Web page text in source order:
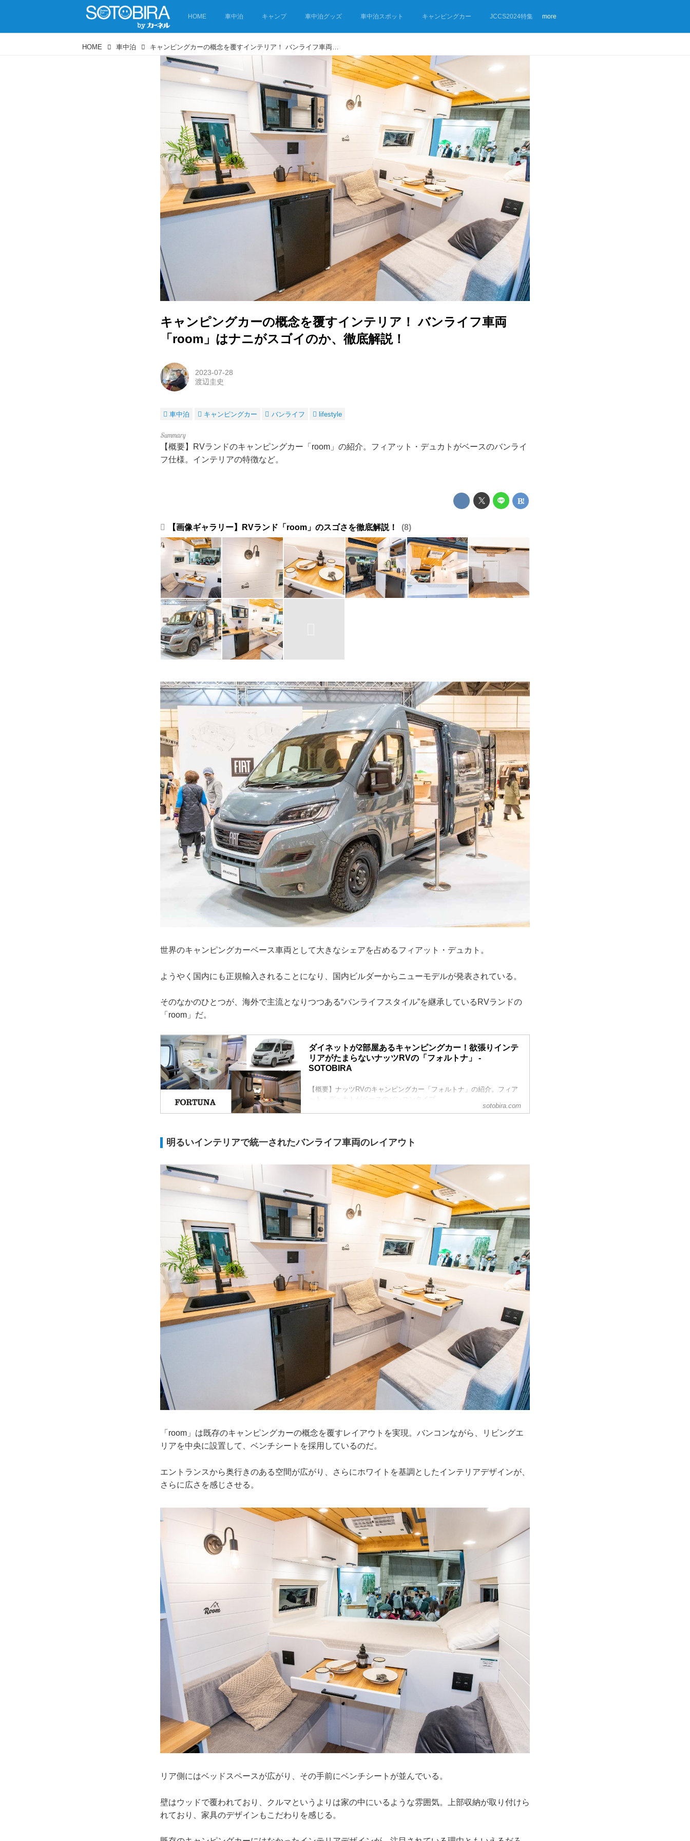
HOME 車中泊 キャンプ 車中泊グッズ 車中泊スポット キャンピングカー JCCS2024特集 more
HOME 車中泊 キャンピングカーの概念を覆すインテリア！ バンライフ車両「room」はナニがスゴイのか、徹底解説！
キャンピングカーの概念を覆すインテリア！ バンライフ車両
「room」はナニがスゴイのか、徹底解説！
2023-07-28
渡辺圭史
車中泊 キャンピングカー バンライフ lifestyle
【概要】RVランドのキャンピングカー「room」の紹介。フィアット・デュカトがベースのバンライ
フ仕様。インテリアの特徴など。
【画像ギャラリー】RVランド「room」のスゴさを徹底解説！ 8
世界のキャンピングカーベース車両として大きなシェアを占めるフィアット・デュカト。
ようやく国内にも正規輸入されることになり、国内ビルダーからニューモデルが発表されている。
そのなかのひとつが、海外で主流となりつつある“バンライフスタイル”を継承しているRVランドの
「room」だ。
ダイネットが2部屋あるキャンピングカー！欲張りインテ
リアがたまらないナッツRVの「フォルトナ」 -
SOTOBIRA
【概要】ナッツRVのキャンピングカー「フォルトナ」の紹介。フィア
ット・デュカトがベースのバンコンタイプ。
【画像ギャラリー】欲張りインテリアがたまらないナッツRVの「フォ
充実した車両装備、高い走行性能、広い室内空間がフィアット・デュ
カトの大きなアドバンテージ。バンコンの新時代を切り開く、魅力に
「ナッツRV」が、フィアット・デュカトベースの新型バンコン「フォ
ルトナ」をリリース。
ヨーロッパ製キャンピングカーで圧倒的シェア...
sotobira.com
明るいインテリアで統一されたバンライフ車両のレイアウト
「room」は既存のキャンピングカーの概念を覆すレイアウトを実現。バンコンながら、リビングエ
リアを中央に設置して、ベンチシートを採用しているのだ。
エントランスから奥行きのある空間が広がり、さらにホワイトを基調としたインテリアデザインが、
さらに広さを感じさせる。
リア側にはベッドスペースが広がり、その手前にベンチシートが並んでいる。
壁はウッドで覆われており、クルマというよりは家の中にいるような雰囲気。上部収納が取り付けら
れており、家具のデザインもこだわりを感じる。